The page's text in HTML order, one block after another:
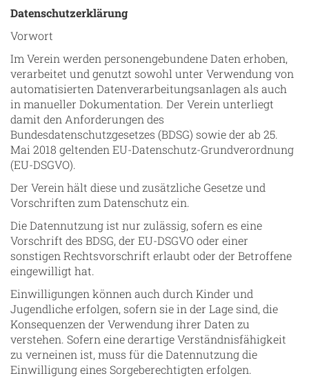
Datenschutzerklärung
Vorwort
Im Verein werden personengebundene Daten erhoben,
verarbeitet und genutzt sowohl unter Verwendung von
automatisierten Datenverarbeitungsanlagen als auch
in manueller Dokumentation. Der Verein unterliegt
damit den Anforderungen des
Bundesdatenschutzgesetzes (BDSG) sowie der ab 25.
Mai 2018 geltenden EU-Datenschutz-Grundverordnung
(EU-DSGVO).
Der Verein hält diese und zusätzliche Gesetze und
Vorschriften zum Datenschutz ein.
Die Datennutzung ist nur zulässig, sofern es eine
Vorschrift des BDSG, der EU-DSGVO oder einer
sonstigen Rechtsvorschrift erlaubt oder der Betroffene
eingewilligt hat.
Einwilligungen können auch durch Kinder und
Jugendliche erfolgen, sofern sie in der Lage sind, die
Konsequenzen der Verwendung ihrer Daten zu
verstehen. Sofern eine derartige Verständnisfähigkeit
zu verneinen ist, muss für die Datennutzung die
Einwilligung eines Sorgeberechtigten erfolgen.